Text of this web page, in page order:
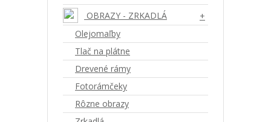
OBRAZY - ZRKADLÁ
+
Olejomaľby
Tlač na plátne
Drevené rámy
Fotorámčeky
Rôzne obrazy